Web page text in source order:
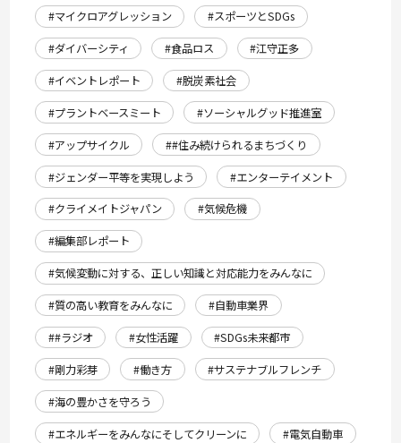
#マイクロアグレッション
#スポーツとSDGs
#ダイバーシティ
#食品ロス
#江守正多
#イベントレポート
#脱炭素社会
#プラントベースミート
#ソーシャルグッド推進室
#アップサイクル
##住み続けられるまちづくり
#ジェンダー平等を実現しよう
#エンターテイメント
#クライメイトジャパン
#気候危機
#編集部レポート
#気候変動に対する、正しい知識と対応能力をみんなに
#質の高い教育をみんなに
#自動車業界
##ラジオ
#女性活躍
#SDGs未来都市
#剛力彩芽
#働き方
#サステナブルフレンチ
#海の豊かさを守ろう
#エネルギーをみんなにそしてクリーンに
#電気自動車